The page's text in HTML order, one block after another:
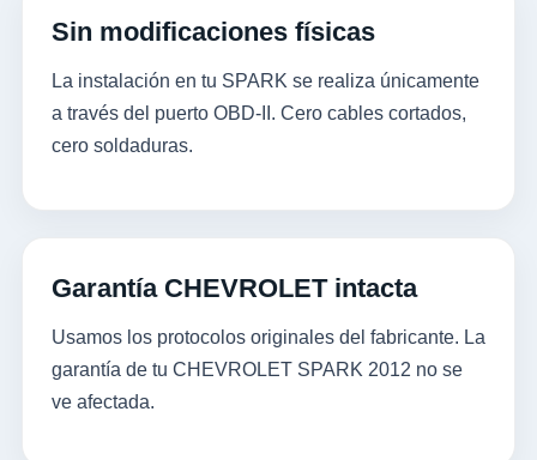
Sin modificaciones físicas
La instalación en tu SPARK se realiza únicamente
a través del puerto OBD-II. Cero cables cortados,
cero soldaduras.
Garantía CHEVROLET intacta
Usamos los protocolos originales del fabricante. La
garantía de tu CHEVROLET SPARK 2012 no se
ve afectada.